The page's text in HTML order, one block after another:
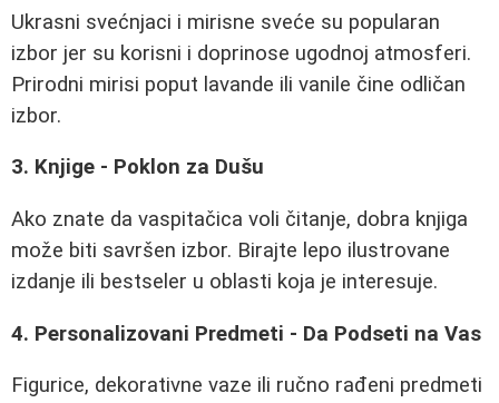
Ukrasni svećnjaci i mirisne sveće su popularan
izbor jer su korisni i doprinose ugodnoj atmosferi.
Prirodni mirisi poput lavande ili vanile čine odličan
izbor.
3. Knjige - Poklon za Dušu
Ako znate da vaspitačica voli čitanje, dobra knjiga
može biti savršen izbor. Birajte lepo ilustrovane
izdanje ili bestseler u oblasti koja je interesuje.
4. Personalizovani Predmeti - Da Podseti na Vas
Figurice, dekorativne vaze ili ručno rađeni predmeti